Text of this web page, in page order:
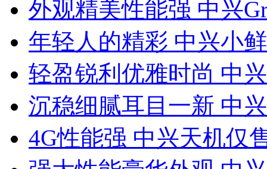
外观精美性能强 中兴
年轻人的精彩 中兴小
轻盈锐利优雅时尚 中
沉稳细腻耳目一新 中
4G性能强 中兴天机仅